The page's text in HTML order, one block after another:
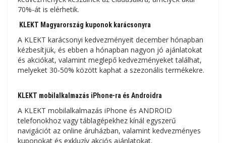
70%-át is elérhetik.
KLEKT Magyarország kuponok karácsonyra
A KLEKT karácsonyi kedvezményeit december hónapban
kézbesítjük, és ebben a hónapban nagyon jó ajánlatokat
és akciókat, valamint meglepő kedvezményeket találhat,
melyeket 30-50% között kaphat a szezonális termékekre.
KLEKT mobilalkalmazás iPhone-ra és Androidra
A KLEKT mobilalkalmazás iPhone és ANDROID
telefonokhoz vagy táblagépekhez kínál egyszerű
navigációt az online áruházban, valamint kedvezményes
kuponokat és exkluzív akciós ajánlatokat.